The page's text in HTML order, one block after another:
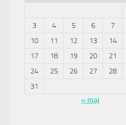
3
4 5 6 7
10
11 12 13 14
17
18 19 20 21
24
25 26 27 28
31
« maj